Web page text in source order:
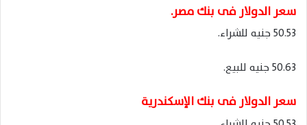
سعر الدولار فى بنك مصر.
50.53 جنيه للشراء.
50.63 جنيه للبيع.
سعر الدولار فى بنك الإسكندرية